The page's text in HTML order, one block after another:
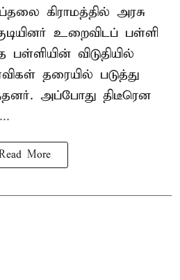
கிராமத்தில் அரசு
உறைவிடப் பள்ளி
விடுதியில்
தரையில் படுத்து
அப்போது திடீரென
More